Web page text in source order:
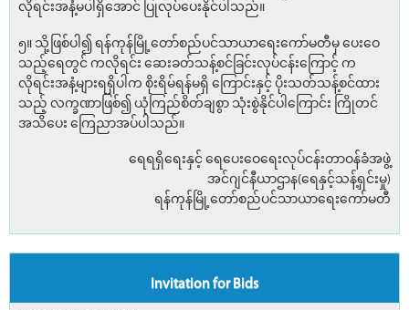
လိုရင်းအနံ့မပါရှိအောင် ပြုလုပ်ပေးနိုင်ပါသည်။
၅။ သို့ဖြစ်ပါ၍ ရန်ကုန်မြို့တော်စည်ပင်သာယာရေးကော်မတီမှ ပေးဝေ
သည့်ရေတွင် ကလိုရင်း ဆေးခတ်သန့်စင်ခြင်းလုပ်ငန်းကြောင့် က
လိုရင်းအနံ့များရရှိပါက စိုးရိမ်ရန်မရှိ ကြောင်းနှင့် ပိုးသတ်သန့်စင်ထား
သည့် လက္ခဏာဖြစ်၍ ယုံကြည်စိတ်ချစွာ သုံးစွဲနိုင်ပါကြောင်း ကြိုတင်
အသိပေး ကြေညာအပ်ပါသည်။
ရေရရှိရေးနှင့် ရေပေးဝေရေးလုပ်ငန်းတာဝန်ခံအဖွဲ့
အင်ဂျင်နီယာဌာန(ရေနှင့်သန့်ရှင်းမှု)
ရန်ကုန်မြို့တော်စည်ပင်သာယာရေးကော်မတီ
Invitation for Bids